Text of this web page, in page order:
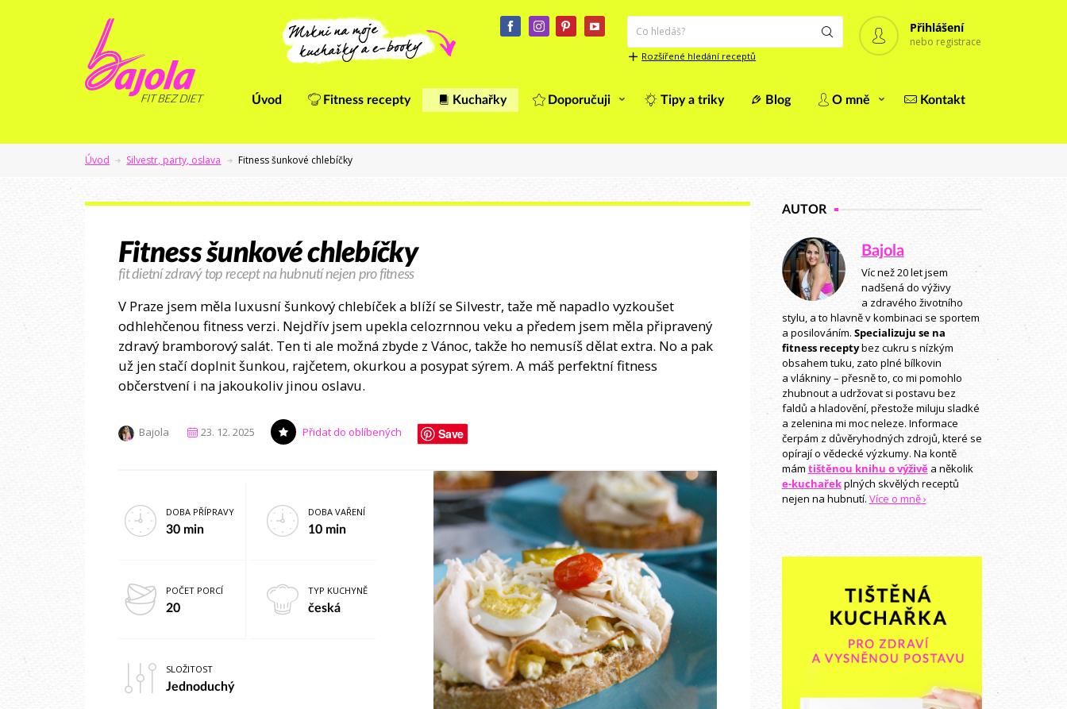
Rozšířené hledání receptů
Přihlášení
nebo registrace
Úvod Fitness recepty Kuchařky Doporučuji Tipy a triky Blog O mně Kontakt
Úvod Silvestr, party, oslava Fitness šunkové chlebíčky
Fitness šunkové chlebíčky
fit dietní zdravý top recept na hubnutí nejen pro fitness
V Praze jsem měla luxusní šunkový chlebíček a blíží se Silvestr, taže mě napadlo vyzkoušet
odhlehčenou fitness verzi. Nejdřív jsem upekla celozrnnou veku a předem jsem měla připravený
zdravý bramborový salát. Ten ti ale možná zbyde z Vánoc, takže ho nemusíš dělat extra. No a pak
už jen stačí doplnit šunkou, rajčetem, okurkou a posypat sýrem. A máš perfektní fitness
občerstvení i na jakoukoliv jinou oslavu.
Bajola 23. 12. 2025 Přidat do oblíbených Save
DOBA PŘÍPRAVY
30 min
DOBA VAŘENÍ
10 min
POČET PORCÍ
20
TYP KUCHYNĚ
česká
SLOŽITOST
Jednoduchý
AUTOR
Bajola
Víc než 20 let jsem
nadšená do výživy
a zdravého životního
stylu, a to hlavně v kombinaci se sportem
a posilováním. Specializuju se na
fitness receptybez cukru s nízkým
obsahem tuku, zato plné bílkovin
a vlákniny – přesně to, co mi pomohlo
zhubnout a udržovat si postavu bez
faldů a hladovění, přestože miluju sladké
a zelenina mi moc neleze. Informace
čerpám z důvěryhodných zdrojů, které se
opírají o vědecké výzkumy. Na kontě
mám tištěnou knihu o výživěa několik
e-kuchařekplných skvělých receptů
nejen na hubnutí. Více o mně ›